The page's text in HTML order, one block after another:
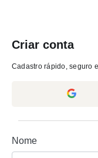
Criar conta
Cadastro rápido, seguro
Nome